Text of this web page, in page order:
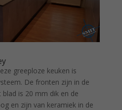
greeploze keuken is
De fronten zijn in de
blad is 20 mm dik en de
en zijn van keramiek in de